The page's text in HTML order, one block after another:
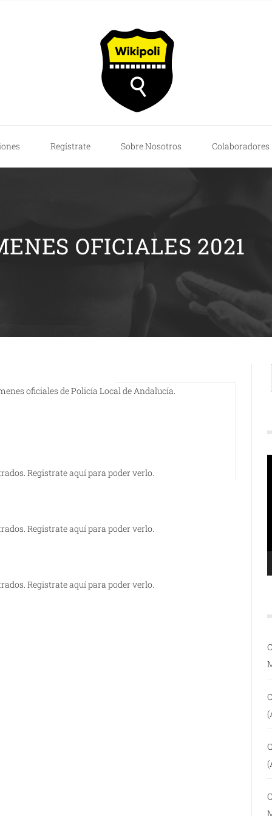
Regístrate Sobre Nosotros Colaboradores
OFICIALES 2021
oficiales de Policía Local de Andalucía.
Registrateaquípara poder verlo.
Registrateaquípara poder verlo.
Registrateaquípara poder verlo.